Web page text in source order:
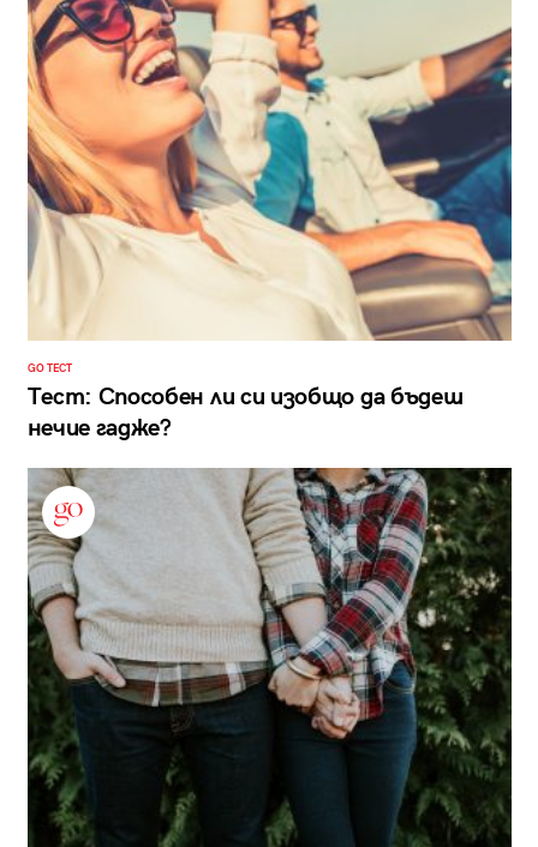
GO ТЕСТ
Тест: Способен ли си изобщо да бъдеш
нечие гадже?